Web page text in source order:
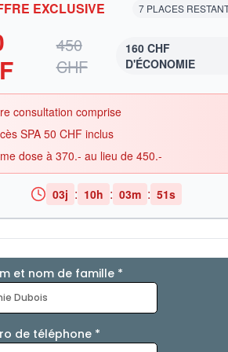
EXCLUSIVE 7 PLACES
450
CHF
160 CHF
D'ÉCONOMIE
consultation comprise
SPA 50 CHF inclus
dose à 370.- au lieu de 450.-
03j : 10h : 03m : 50s